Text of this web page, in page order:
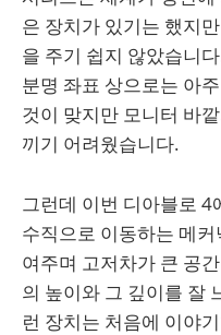
은 장치가 있기는 했지
을 주기 쉽지 않았습니
분명 좌표 상으로는 아
것이 맞지만 모니터 바
끼기 어려웠습니다.
그런데 이번 디아블로 4
수직으로 이동하는 메
여주며 고저차가 큰 공
의 높이와 그 깊이를 잘
런 장치는 처음에 이야